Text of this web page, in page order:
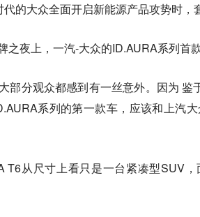
的大众全面开启新能源产品攻势时，
夜上，一汽-大众的ID.AURA系列首
部分观众都感到有一丝意外。因为 鉴
系列的第一款车，应该和上汽
T6从尺寸上看只是一台紧凑型SUV